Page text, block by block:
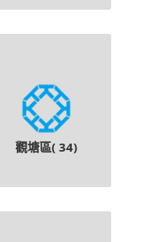
觀塘區( 34)